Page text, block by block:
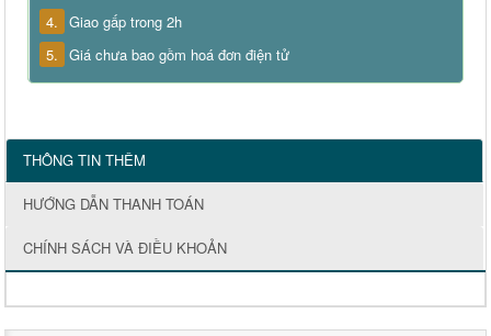
4. Giao gấp trong 2h
5. Giá chưa bao gồm hoá đơn điện tử
THÔNG TIN THÊM
HƯỚNG DẪN THANH TOÁN
CHÍNH SÁCH VÀ ĐIỀU KHOẢN